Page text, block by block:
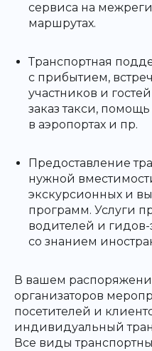
сервиса на
маршрутах.
Транспортная
с прибытием,
участников и
заказ такси,
в аэропортах и пр.
Предоставление
нужной
экскурсионных и
программ. Услуги
водителей и
со знанием
В вашем
организаторов
посетителей и
индивидуальный
Все виды